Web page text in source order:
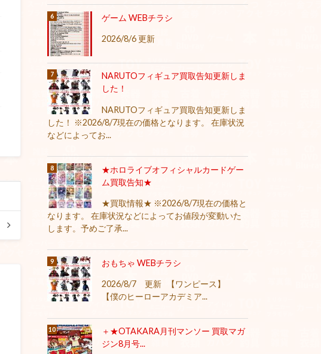
ゲーム WEBチラシ
2026/8/6 更新
NARUTOフィギュア買取告知更新しま
した！
NARUTOフィギュア買取告知更新しま
した！ ※2026/8/7現在の価格となります。 在庫状況
などによってお...
★ホロライブオフィシャルカードゲー
ム買取告知★
★買取情報★ ※2026/8/7現在の価格と
なります。 在庫状況などによってお値段が変動いた
します。予めご了承...
おもちゃ WEBチラシ
2026/8/7 更新 【ワンピース】
【僕のヒーローアカデミア...
＋★OTAKARA月刊マンソー 買取マガ
ジン8月号...